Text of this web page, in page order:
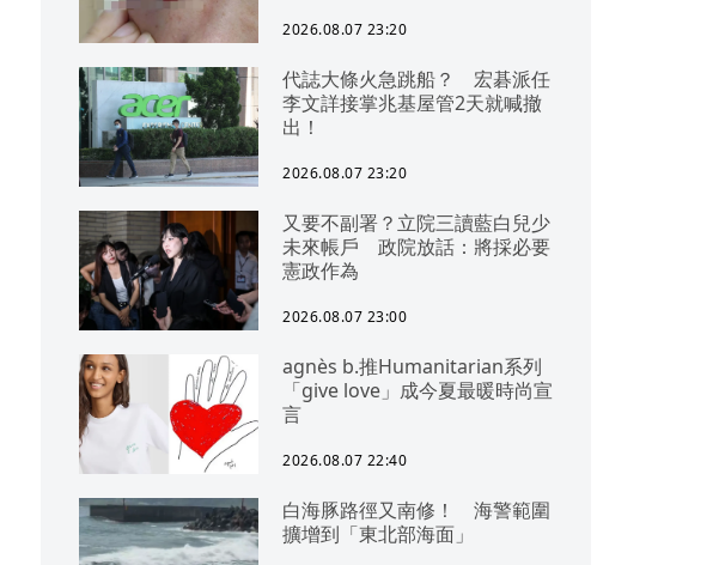
2026.08.07 23:20
代誌大條火急跳船？ 宏碁派任
李文詳接掌兆基屋管2天就喊撤
出！
2026.08.07 23:20
又要不副署？立院三讀藍白兒少
未來帳戶 政院放話：將採必要
憲政作為
2026.08.07 23:00
agnès b.推Humanitarian系列
「give love」成今夏最暖時尚宣
言
2026.08.07 22:40
白海豚路徑又南修！ 海警範圍
擴增到「東北部海面」